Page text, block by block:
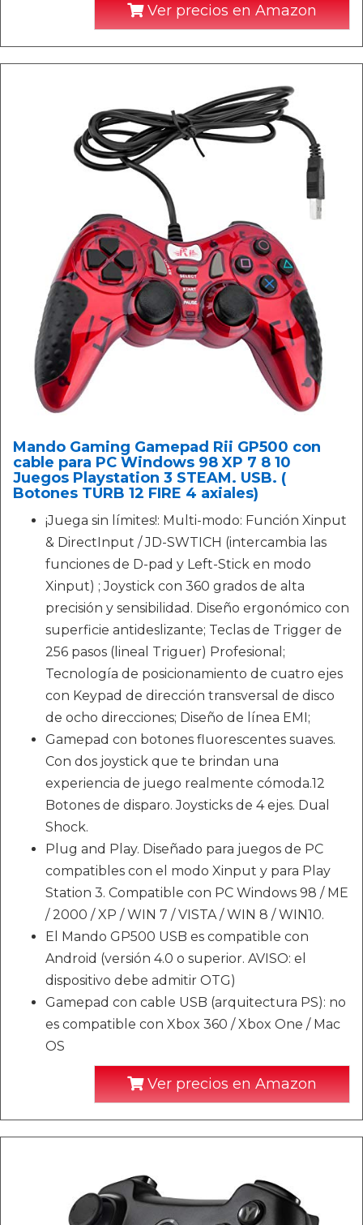
Ver precios en Amazon
Mando Gaming Gamepad Rii GP500 con
cable para PC Windows 98 XP 7 8 10
Juegos Playstation 3 STEAM. USB. (
Botones TURB 12 FIRE 4 axiales)
¡Juega sin límites!: Multi-modo: Función Xinput
& DirectInput / JD-SWTICH (intercambia las
funciones de D-pad y Left-Stick en modo
Xinput) ; Joystick con 360 grados de alta
precisión y sensibilidad. Diseño ergonómico con
superficie antideslizante; Teclas de Trigger de
256 pasos (lineal Triguer) Profesional;
Tecnología de posicionamiento de cuatro ejes
con Keypad de dirección transversal de disco
de ocho direcciones; Diseño de línea EMI;
Gamepad con botones fluorescentes suaves.
Con dos joystick que te brindan una
experiencia de juego realmente cómoda.12
Botones de disparo. Joysticks de 4 ejes. Dual
Shock.
Plug and Play. Diseñado para juegos de PC
compatibles con el modo Xinput y para Play
Station 3. Compatible con PC Windows 98 / ME
/ 2000 / XP / WIN 7 / VISTA / WIN 8 / WIN10.
El Mando GP500 USB es compatible con
Android (versión 4.0 o superior. AVISO: el
dispositivo debe admitir OTG)
Gamepad con cable USB (arquitectura PS): no
es compatible con Xbox 360 / Xbox One / Mac
OS
Ver precios en Amazon